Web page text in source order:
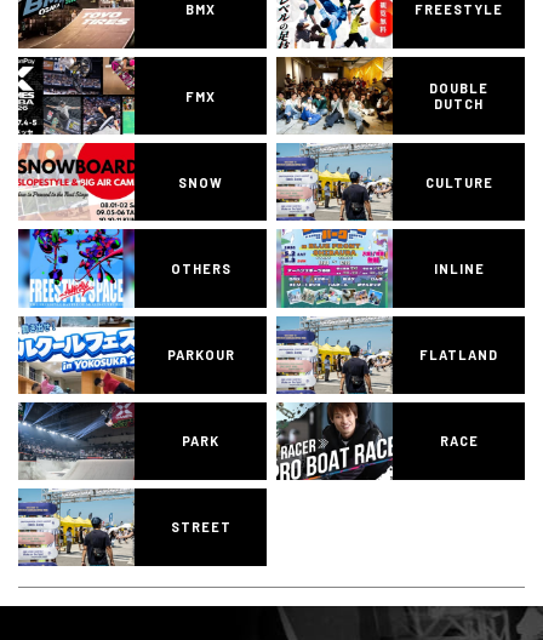
BMX FREESTYLE
FMX
DOUBLE
DUTCH
SNOW CULTURE
OTHERS INLINE
PARKOUR FLATLAND
PARK RACE
STREET